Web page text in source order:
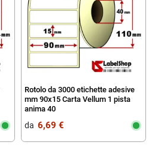
Rotolo da 3000 etichette adesive
mm 90x15 Carta Vellum 1 pista
anima 40
da‎ ‎ 6,69 €